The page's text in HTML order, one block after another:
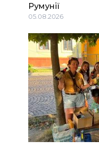
Румунії
05.08.2026